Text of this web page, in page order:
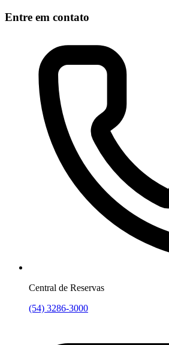
Entre em contato
Central de Reservas
(54) 3286-3000